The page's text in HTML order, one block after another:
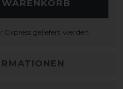
geliefert werden.